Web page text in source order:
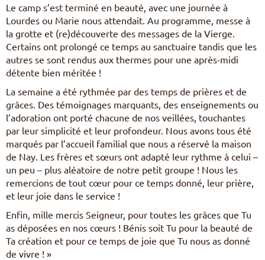
Le camp s’est terminé en beauté, avec une journée à
Lourdes ou Marie nous attendait. Au programme, messe à
la grotte et (re)découverte des messages de la Vierge.
Certains ont prolongé ce temps au sanctuaire tandis que les
autres se sont rendus aux thermes pour une après-midi
détente bien méritée !
La semaine a été rythmée par des temps de prières et de
grâces. Des témoignages marquants, des enseignements ou
l’adoration ont porté chacune de nos veillées, touchantes
par leur simplicité et leur profondeur. Nous avons tous été
marqués par l’accueil familial que nous a réservé la maison
de Nay. Les frères et sœurs ont adapté leur rythme à celui –
un peu – plus aléatoire de notre petit groupe ! Nous les
remercions de tout cœur pour ce temps donné, leur prière,
et leur joie dans le service !
Enfin, mille mercis Seigneur, pour toutes les grâces que Tu
as déposées en nos cœurs ! Bénis soit Tu pour la beauté de
Ta création et pour ce temps de joie que Tu nous as donné
de vivre ! »